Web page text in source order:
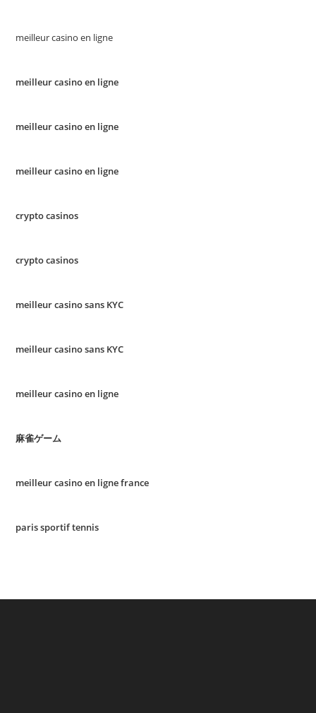
meilleur casino en ligne
meilleur casino en ligne
meilleur casino en ligne
meilleur casino en ligne
crypto casinos
crypto casinos
meilleur casino sans KYC
meilleur casino sans KYC
meilleur casino en ligne
麻雀ゲーム
meilleur casino en ligne france
paris sportif tennis